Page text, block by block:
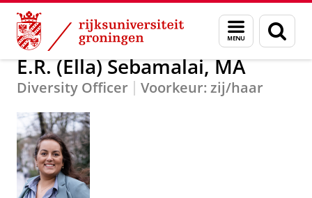
Skip
Content
Skip
Navigation
Menu
en
zoeken
Over ons E.R. (Ella) Sebamalai, MA
E.R. (Ella) Sebamalai, MA
Diversity Officer Voorkeur: zij/haar